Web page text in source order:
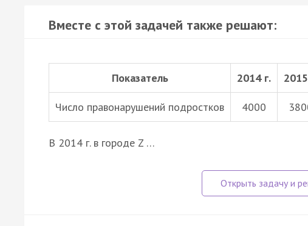
Вместе с этой задачей также решают:
Показатель 2014 г.
Число правонарушений подростков 4000
В 2014 г. в городе Z …